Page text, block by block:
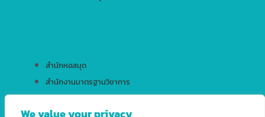
We value your privacy
สำนักหอสมุด
สำนักงานมาตรฐานวิชาการ
สำนักบริการเทคโนโลยีสารสนเทศ